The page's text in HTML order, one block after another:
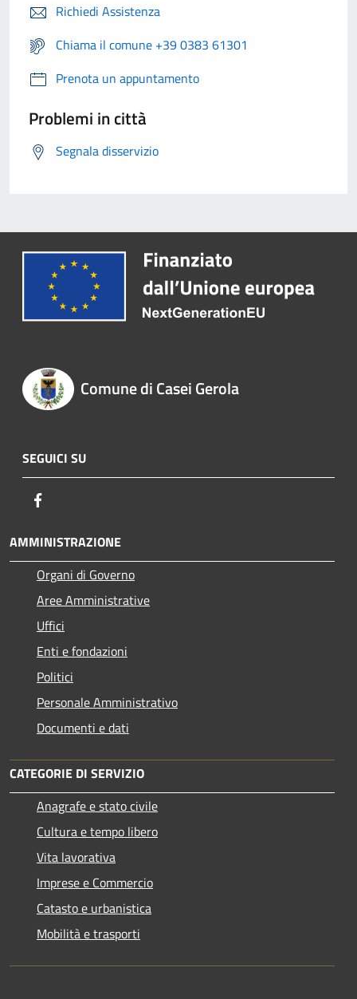
Richiedi Assistenza
Chiama il comune +39 0383 61301
Prenota un appuntamento
Problemi in città
Segnala disservizio
Comune di Casei Gerola
SEGUICI SU
AMMINISTRAZIONE
Organi di Governo
Aree Amministrative
Uffici
Enti e fondazioni
Politici
Personale Amministrativo
Documenti e dati
CATEGORIE DI SERVIZIO
Anagrafe e stato civile
Cultura e tempo libero
Vita lavorativa
Imprese e Commercio
Catasto e urbanistica
Mobilità e trasporti